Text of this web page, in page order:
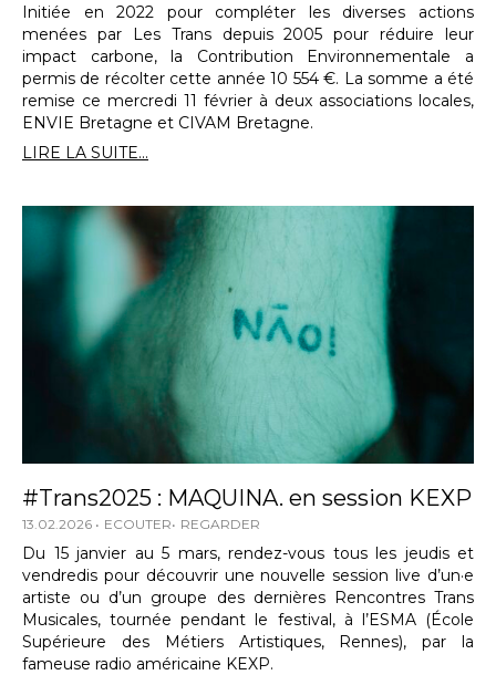
Initiée en 2022 pour compléter les diverses actions
menées par Les Trans depuis 2005 pour réduire leur
impact carbone, la Contribution Environnementale a
permis de récolter cette année 10 554 €. La somme a été
remise ce mercredi 11 février à deux associations locales,
ENVIE Bretagne et CIVAM Bretagne.
LIRE LA SUITE...
#Trans2025 : MAQUINA. en session KEXP
13.02.2026 ECOUTER REGARDER
Du 15 janvier au 5 mars, rendez-vous tous les jeudis et
vendredis pour découvrir une nouvelle session live d’un·e
artiste ou d’un groupe des dernières Rencontres Trans
Musicales, tournée pendant le festival, à l’ESMA (École
Supérieure des Métiers Artistiques, Rennes), par la
fameuse radio américaine KEXP.